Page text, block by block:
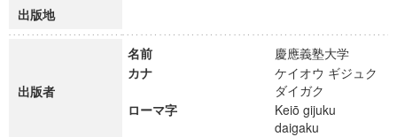
出版地
出版者
名前
慶應義塾大学
カナ
ケイオウ ギジュク
ダイガク
ローマ字
Keiō gijuku
daigaku